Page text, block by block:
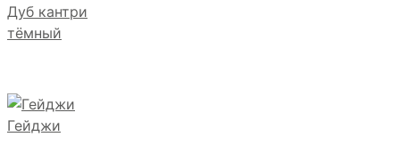
Дуб кантри
тёмный
Гейджи